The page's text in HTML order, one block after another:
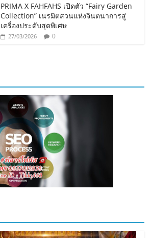
PRIMA X FAHFAHS เปิดตัว “Fairy Garden
Collection” เนรมิตสวนแห่งจินตนาการสู่
เครื่องประดับสุดพิเศษ
27/03/2026 0